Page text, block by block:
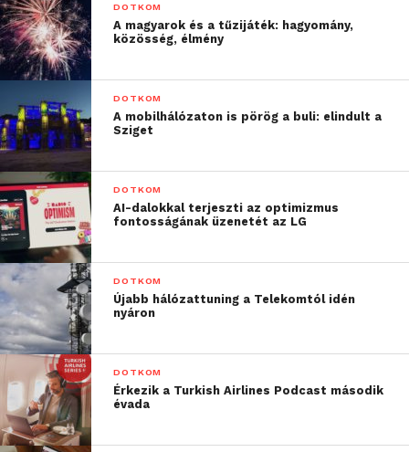
DOTKOM
A magyarok és a tűzijáték: hagyomány,
közösség, élmény
DOTKOM
A mobilhálózaton is pörög a buli: elindult a
Sziget
DOTKOM
AI-dalokkal terjeszti az optimizmus
fontosságának üzenetét az LG
DOTKOM
Újabb hálózattuning a Telekomtól idén
nyáron
DOTKOM
Érkezik a Turkish Airlines Podcast második
évada